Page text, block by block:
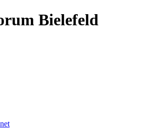
Bielefeld